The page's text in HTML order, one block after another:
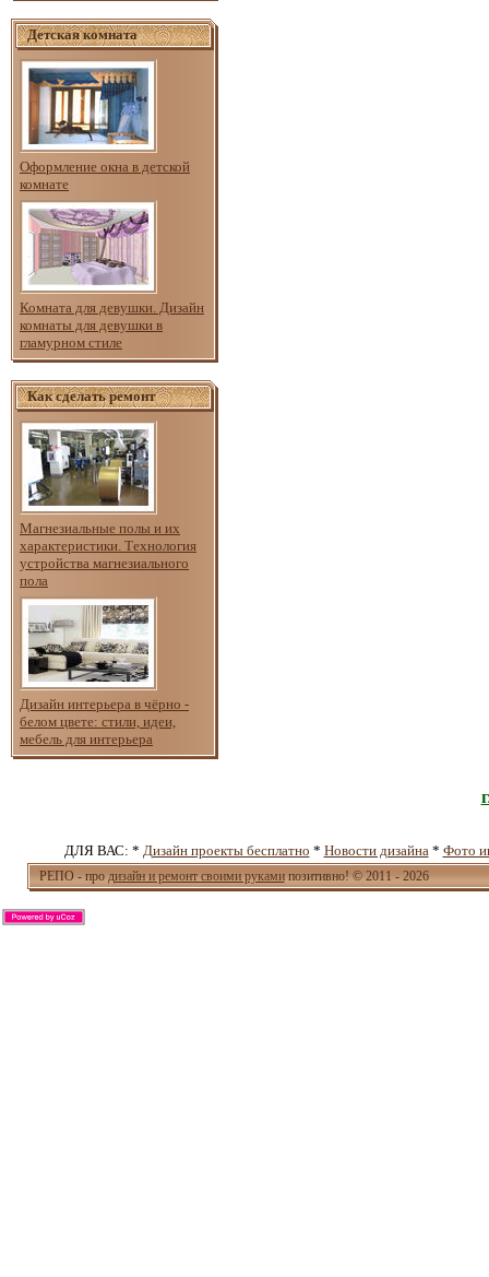
Детская комната
Оформление окна в детской
комнате
Комната для девушки. Дизайн
комнаты для девушки в
гламурном стиле
Как сделать ремонт
Магнезиальные полы и их
характеристики. Технология
устройства магнезиального
пола
Дизайн интерьера в чёрно -
белом цвете: стили, идеи,
мебель для интерьера
ДЛЯ ВАС: * Дизайн проекты бесплатно * Новости дизайна* Фото
РЕПО - продизайн и ремонт своими рукамипозитивно! © 2011 - 2026